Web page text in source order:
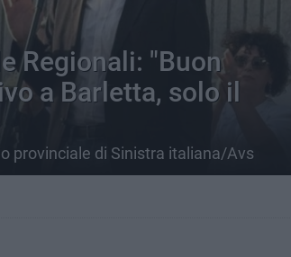
Regionali: "Buon
a Barletta, solo il
provinciale di Sinistra italiana/Avs